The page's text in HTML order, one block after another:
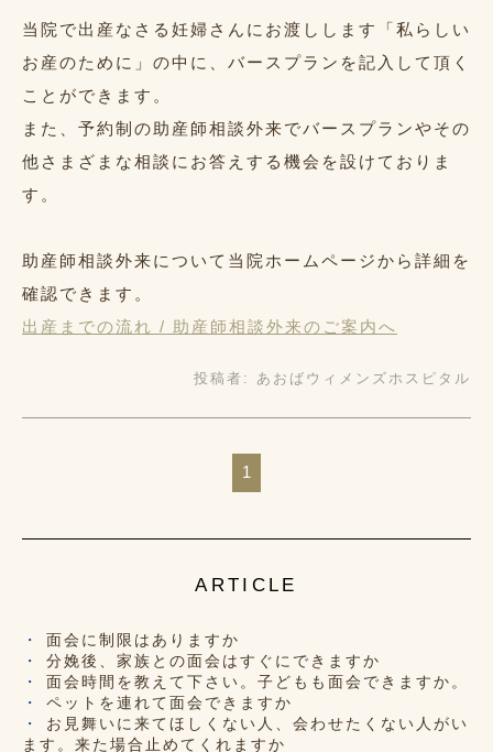
当院で出産なさる妊婦さんにお渡しします「私らしい
お産のために」の中に、バースプランを記入して頂く
ことができます。
また、予約制の助産師相談外来でバースプランやその
他さまざまな相談にお答えする機会を設けておりま
す。
助産師相談外来について当院ホームページから詳細を
確認できます。
出産までの流れ / 助産師相談外来のご案内へ
投稿者: あおばウィメンズホスピタル
1
ARTICLE
面会に制限はありますか
分娩後、家族との面会はすぐにできますか
面会時間を教えて下さい。子どもも面会できますか。
ペットを連れて面会できますか
お見舞いに来てほしくない人、会わせたくない人がい
ます。来た場合止めてくれますか